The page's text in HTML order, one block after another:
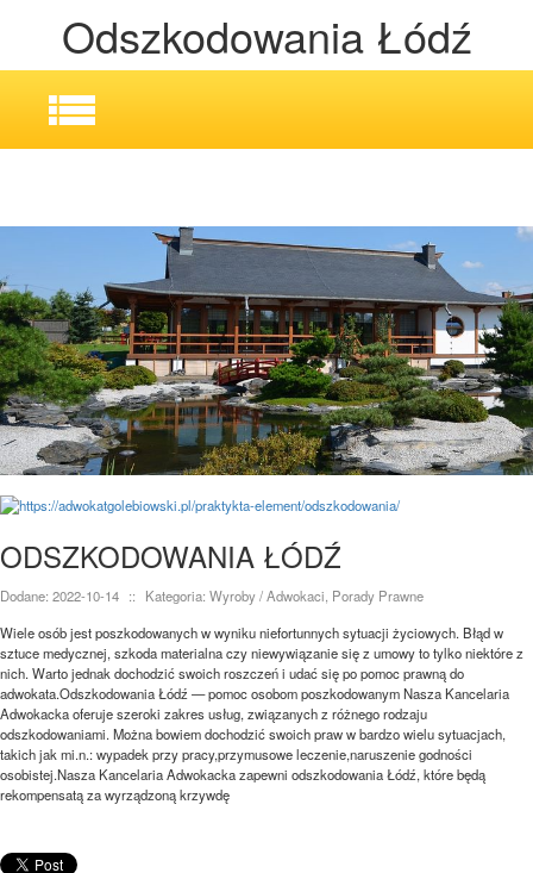
Odszkodowania Łódź
ODSZKODOWANIA ŁÓDŹ
Dodane: 2022-10-14 ::
Kategoria: Wyroby / Adwokaci, Porady Prawne
Wiele osób jest poszkodowanych w wyniku niefortunnych sytuacji życiowych. Błąd w
sztuce medycznej, szkoda materialna czy niewywiązanie się z umowy to tylko niektóre z
nich. Warto jednak dochodzić swoich roszczeń i udać się po pomoc prawną do
adwokata.Odszkodowania Łódź — pomoc osobom poszkodowanym Nasza Kancelaria
Adwokacka oferuje szeroki zakres usług, związanych z różnego rodzaju
odszkodowaniami. Można bowiem dochodzić swoich praw w bardzo wielu sytuacjach,
takich jak mi.n.: wypadek przy pracy,przymusowe leczenie,naruszenie godności
osobistej.Nasza Kancelaria Adwokacka zapewni odszkodowania Łódź, które będą
rekompensatą za wyrządzoną krzywdę